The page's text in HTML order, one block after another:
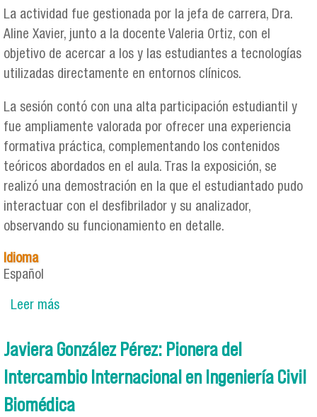
La actividad fue gestionada por la jefa de carrera, Dra.
Aline Xavier, junto a la docente Valeria Ortiz, con el
objetivo de acercar a los y las estudiantes a tecnologías
utilizadas directamente en entornos clínicos.
La sesión contó con una alta participación estudiantil y
fue ampliamente valorada por ofrecer una experiencia
formativa práctica, complementando los contenidos
teóricos abordados en el aula. Tras la exposición, se
realizó una demostración en la que el estudiantado pudo
interactuar con el desfibrilador y su analizador,
observando su funcionamiento en detalle.
Idioma
Español
Leer mássobre Charla sobre analizadores eléctricos para
estudiantes de Ingeniería Civil Biomédica
Javiera González Pérez: Pionera del
Intercambio Internacional en Ingeniería Civil
Biomédica